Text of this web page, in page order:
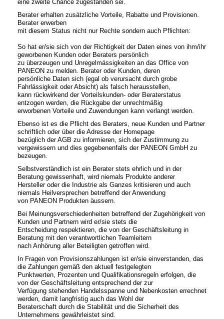
eine zweite Chance zugestanden sei.
Berater erhalten zusätzliche Vorteile, Rabatte und Provisionen.
Berater erwerben
mit diesem Status nicht nur Rechte sondern auch Pflichten:
So hat er/sie sich von der Richtigkeit der Daten eines von ihm/ihr
geworbenen Kunden oder Beraters persönlich
zu überzeugen und Unregelmässigkeiten an das Office von
PANEON zu melden. Berater oder Kunden, deren
persönliche Daten sich (egal ob verursacht durch grobe
Fahrlässigkeit oder Absicht) als falsch herausstellen,
kann rückwirkend der Vorteilskunden- oder Beraterstatus
entzogen werden, die Rückgabe der unrechtmäßig
erworbenen Vorteile und Zuwendungen kann verlangt werden.
Ebenso ist es die Pflicht des Beraters, neue Kunden und Partner
schriftlich oder über die Adresse der Homepage
bezüglich der AGB zu informieren, sich der Zustimmung zu
vergewissern und dies gegebenenfalls der PANEON GmbH zu
bezeugen.
Selbstverständlich ist ein Berater stets ehrlich und in der
Beratung gewissenhaft, wird niemals Produkte anderer
Hersteller oder die Industrie als Ganzes kritisieren und auch
niemals Heilversprechen betreffend der Anwendung
von PANEON Produkten äussern.
Bei Meinungsverschiedenheiten betreffend der Zugehörigkeit von
Kunden und Partnern wird er/sie stets die
Entscheidung respektieren, die von der Geschäftsleitung in
Beratung mit den verantwortlichen Teamleitern
nach Anhörung aller Beteiligten getroffen wird.
In Fragen von Provisionszahlungen ist er/sie einverstanden, das
die Zahlungen gemäß den aktuell festgelegten
Punktwerten, Prozenten und Qualifikationsregeln erfolgen, die
von der Geschäftsleitung entsprechend der zur
Verfügung stehenden Handelsspanne und Nebenkosten errechnet
werden, damit langfristig auch das Wohl der
Beraterschaft durch die Stabilität und die Sicherheit des
Unternehmens gewährleistet sind.